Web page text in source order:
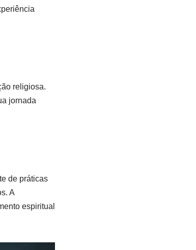
religiosa.
jornada
de práticas
A
espiritual